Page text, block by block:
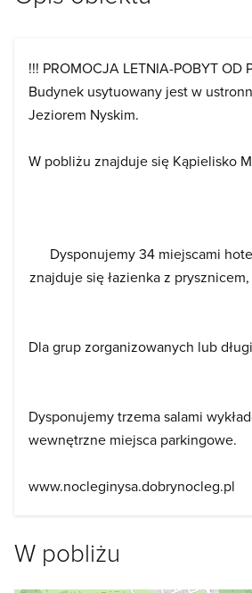
!!! PROMOCJA LETNIA-POBYT OD
Budynek usytuowany jest w
Jeziorem Nyskim.
W pobliżu znajduje się Kąpielisko
Dysponujemy 34 miejscami
znajduje się łazienka z
Dla grup zorganizowanych lub
Dysponujemy trzema salami
wewnętrzne miejsca parkingowe.
www.nocleginysa.dobrynocleg.pl
W pobliżu